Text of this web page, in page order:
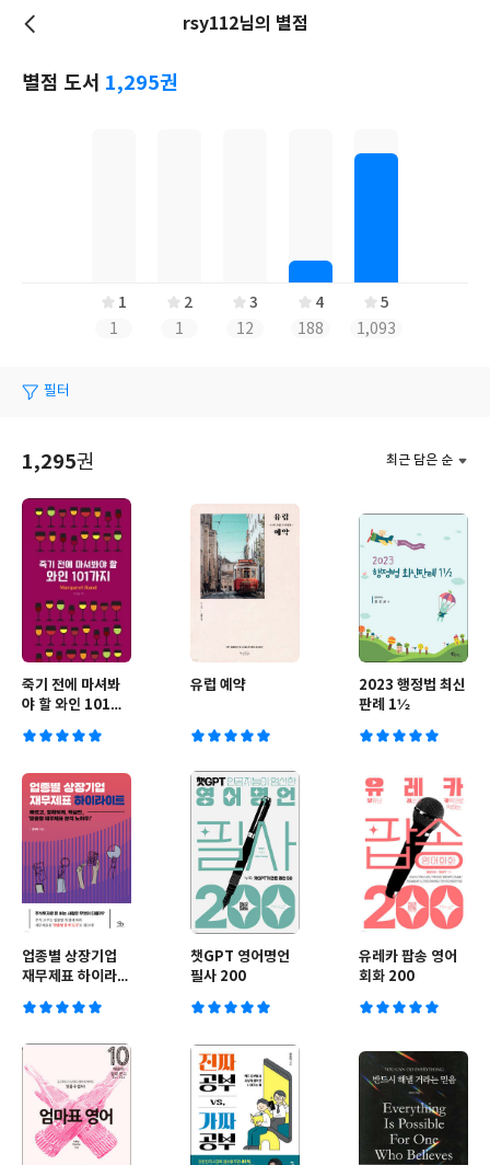
rsy112님의 별점
별점 도서 1,295권
1
1
2
1
3
12
4
188
5
1,093
필터
최근 담은 순
1,295권
죽기 전에 마셔봐
야 할 와인 101가
유럽 예약
2023 행정법 최신
판례 1½
업종별 상장기업
재무제표 하이라이
챗GPT 영어명언
필사 200
유레카 팝송 영어
회화 200